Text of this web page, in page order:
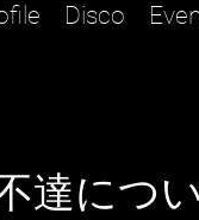
Disco
達につ